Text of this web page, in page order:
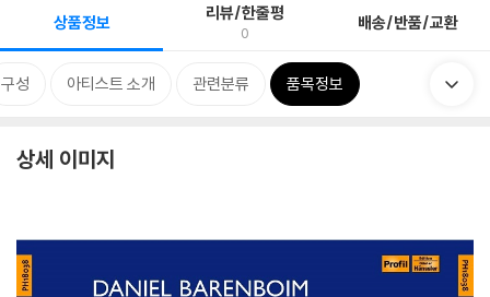
상품정보 리뷰/한줄평
0 배송/반품/교환
구성 아티스트 소개 관련분류 품목정보
상세 이미지